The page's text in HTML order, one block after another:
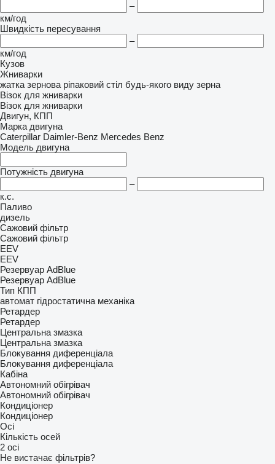
–
км/год
Швидкість пересування
–
км/год
Кузов
Жниварки
жатка зернова ріпаковий стіл будь-якого виду зерна
Візок для жниварки
Візок для жниварки
Двигун, КПП
Марка двигуна
Caterpillar Daimler-Benz Mercedes Benz
Модель двигуна
Потужність двигуна
–
к.с.
Паливо
дизель
Сажовий фільтр
Сажовий фільтр
EEV
EEV
Резервуар AdBlue
Резервуар AdBlue
Тип КПП
автомат гідростатична механіка
Ретардер
Ретардер
Центральна змазка
Центральна змазка
Блокування диференціала
Блокування диференціала
Кабіна
Автономний обігрівач
Автономний обігрівач
Кондиціонер
Кондиціонер
Осі
Кількість осей
2 осі
Не вистачає фільтрів?